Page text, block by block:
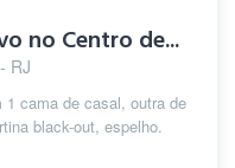
no Centro de...
RJ
1 cama de casal, outra de
black-out, espelho.